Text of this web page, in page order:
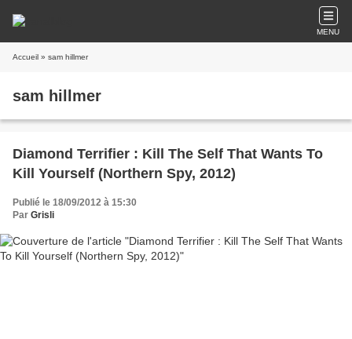
MENU
Accueil » sam hillmer
sam hillmer
Diamond Terrifier : Kill The Self That Wants To
Kill Yourself (Northern Spy, 2012)
Publié le 18/09/2012 à 15:30
Par Grisli